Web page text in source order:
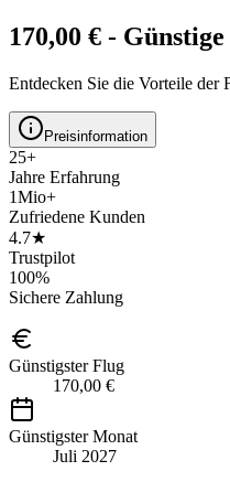
170,00 € -
Entdecken Sie die Vorteile der
Preisinformation
25+
Jahre Erfahrung
1Mio+
Zufriedene Kunden
4.7★
Trustpilot
100%
Sichere Zahlung
Günstigster Flug
170,00 €
Günstigster Monat
Juli 2027